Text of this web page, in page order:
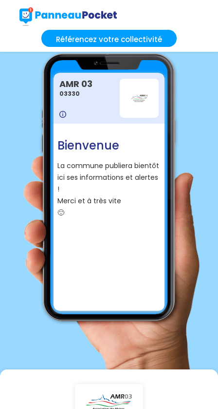
Référencez votre collectivité
AMR 03
03330
Bienvenue
La commune publiera bientôt
ici ses informations et alertes
!
Merci et à très vite
🙂